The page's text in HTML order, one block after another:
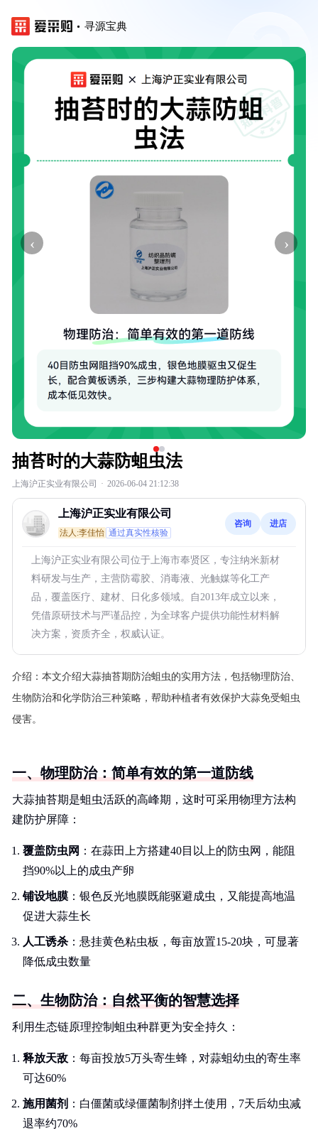
寻源宝典
‹ ›
抽苔时的大蒜防蛆虫法
上海沪正实业有限公司 · 2026-06-04 21:12:38
上海沪正实业有限公司
法人:李佳怡 通过真实性核验
咨询 进店
上海沪正实业有限公司位于上海市奉贤区，专注纳米新材
料研发与生产，主营防霉胶、消毒液、光触媒等化工产
品，覆盖医疗、建材、日化多领域。自2013年成立以来，
凭借原研技术与严谨品控，为全球客户提供功能性材料解
决方案，资质齐全，权威认证。
介绍： 本文介绍大蒜抽苔期防治蛆虫的实用方法，包括物理防治、
生物防治和化学防治三种策略，帮助种植者有效保护大蒜免受蛆虫
侵害。
一、物理防治：简单有效的第一道防线
大蒜抽苔期是蛆虫活跃的高峰期，这时可采用物理方法构
建防护屏障：
覆盖防虫网 ：在蒜田上方搭建40目以上的防虫网，能阻
挡90%以上的成虫产卵
铺设地膜 ：银色反光地膜既能驱避成虫，又能提高地温
促进大蒜生长
人工诱杀 ：悬挂黄色粘虫板，每亩放置15-20块，可显著
降低成虫数量
二、生物防治：自然平衡的智慧选择
利用生态链原理控制蛆虫种群更为安全持久：
释放天敌 ：每亩投放5万头寄生蜂，对蒜蛆幼虫的寄生率
可达60%
施用菌剂 ：白僵菌或绿僵菌制剂拌土使用，7天后幼虫减
退率约70%